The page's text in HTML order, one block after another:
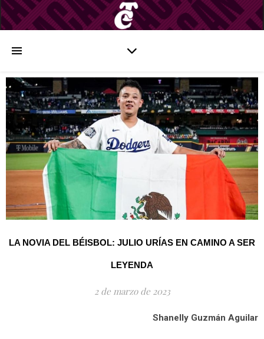
LA NOVIA DEL BÉISBOL: JULIO URÍAS EN CAMINO A SER
LEYENDA
2 de marzo de 2023
Shanelly Guzmán Aguilar